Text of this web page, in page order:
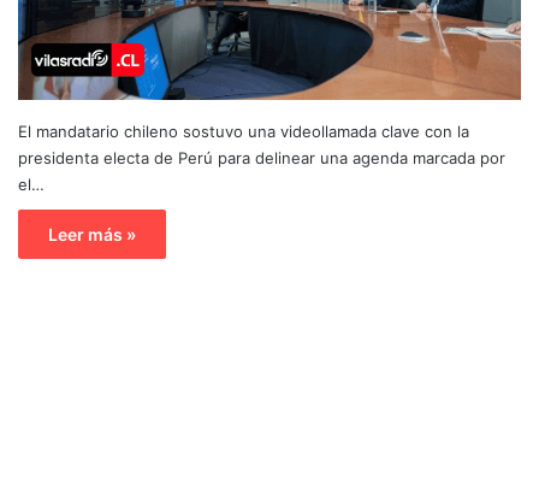
El mandatario chileno sostuvo una videollamada clave con la
presidenta electa de Perú para delinear una agenda marcada por
el…
Leer más »